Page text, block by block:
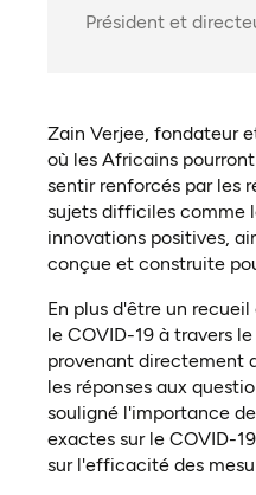
Président et
Zain Verjee, fondateur
où les Africains
sentir renforcés par les
sujets difficiles comme
innovations positives,
conçue et construite
En plus d'être un
le COVID-19 à travers
provenant directement
les réponses aux
souligné l'importance
exactes sur le COVID-
sur l'efficacité des